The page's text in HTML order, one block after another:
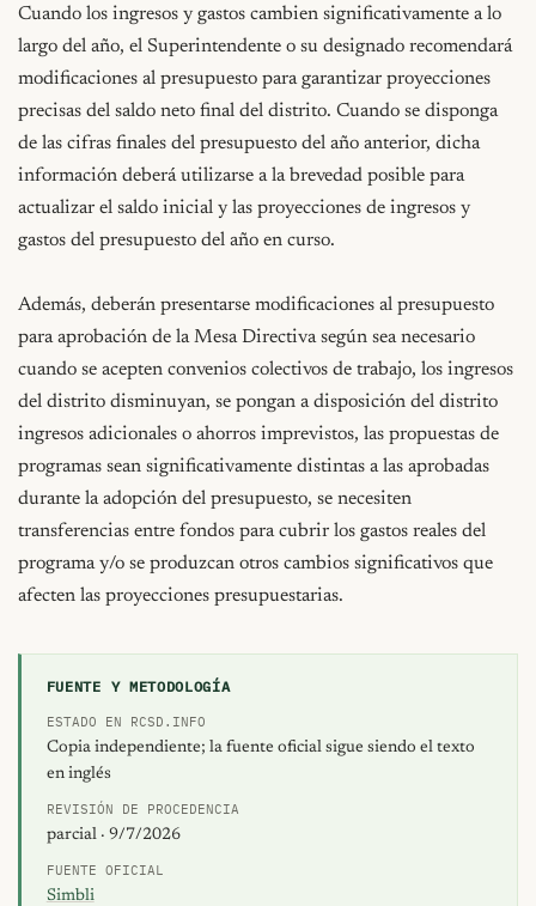
FUENTE Y METODOLOGÍA
ESTADO EN RCSD.INFO
Copia independiente; la fuente oficial sigue siendo el texto
en inglés
REVISIÓN DE PROCEDENCIA
parcial · 9/7/2026
FUENTE OFICIAL
Simbli